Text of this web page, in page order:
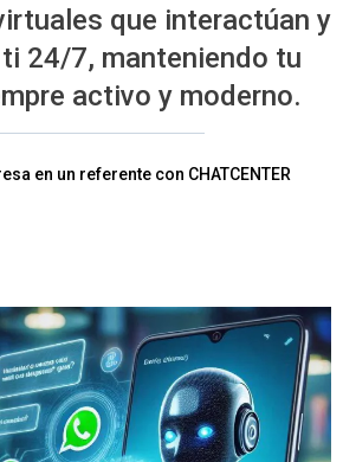
que interactúan y
24/7, manteniendo tu
activo y moderno.
en un referente con CHATCENTER